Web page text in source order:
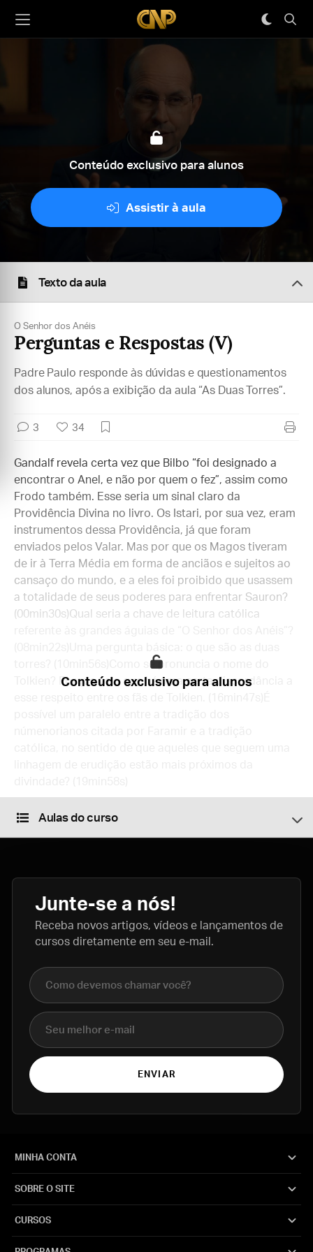
Conteúdo exclusivo para alunos
Assistir à aula
Texto da aula
O Senhor dos Anéis
Perguntas e Respostas (V)
Padre Paulo responde às dúvidas e questionamentos
dos alunos, após a exibição da aula “As Duas Torres”.
3 34
Gandalf revela certa vez que Bilbo “foi designado a
encontrar o Anel, e não por quem o fez”, assim como
Frodo também. Esse seria um sinal claro da
Providência Divina no livro. Os Istari, por sua vez, eram
instrumentos dessa Providência, já que foram
enviados pelos Valar. Mas por que os Magos tiveram
de ir à Terra Média em forma de anciãos e sujeitos ao
cansaço do mundo, e a eles foi proibido que usassem
a totalidade de seus poderes para enfrentar Sauron?
(00min30s)Qual seria a chave de leitura católica
torres? (10min56s)Como se pronuncia o nome do
Tolkien? Porque vejo que há uma certa discordância a
Conteúdo exclusivo para alunos
Aulas do curso
Junte-se a nós!
Receba novos artigos, vídeos e lançamentos de
cursos diretamente em seu e-mail.
Nome completo
E-mail
ENVIAR
MINHA CONTA
SOBRE O SITE
CURSOS